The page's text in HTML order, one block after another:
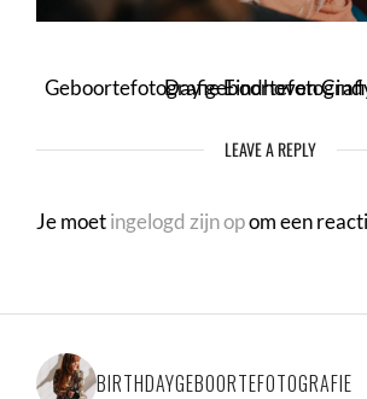
Geboortefotografie Eindhoven Cindy Willems Birth Day
LEAVE A REPLY
Je moetingelogd zijn opom een
BIRTHDAYGEBOORTEFOTOGRAFIE